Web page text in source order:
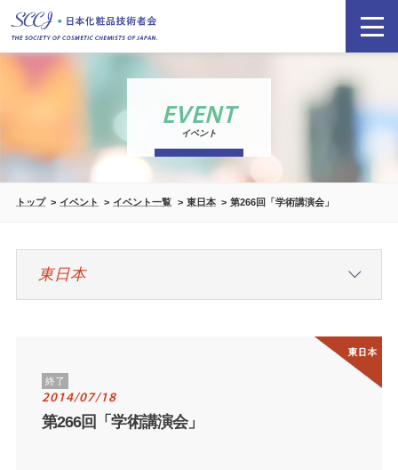
EVENT
イベント
トップ イベント イベント一覧 東日本 第266回「学術講演会」
終了
2014/07/18
第266回「学術講演会」